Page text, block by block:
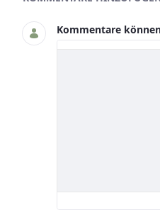
Kommentare